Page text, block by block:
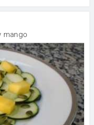
mango